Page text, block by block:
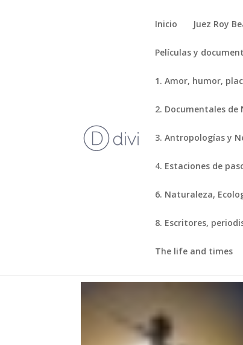
Inicio Juez Roy
Películas y
1. Amor, humor,
2. Documentales
3. Antropologías y
4. Estaciones de
6. Naturaleza,
8. Escritores,
The life and times